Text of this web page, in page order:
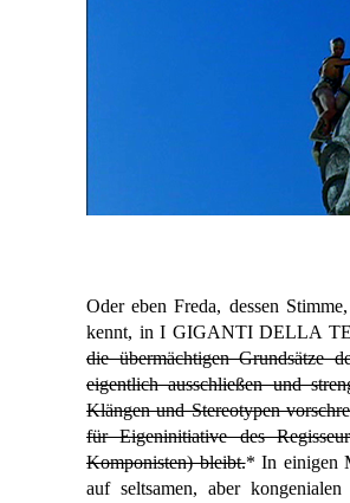
Oder eben Freda, dessen
kennt, in I GIGANTI DELLA
die übermächtigen Grundsätze
eigentlich ausschließen und
Klängen und Stereotypen
für Eigeninitiative des
Komponisten) bleibt.* In einigen
auf seltsamen, aber